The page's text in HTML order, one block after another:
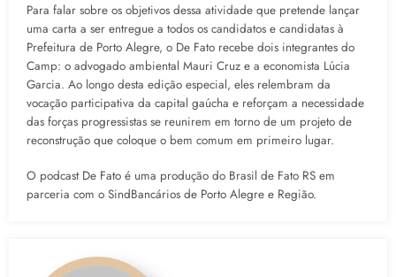
Para falar sobre os objetivos dessa atividade que pretende lançar
uma carta a ser entregue a todos os candidatos e candidatas à
Prefeitura de Porto Alegre, o De Fato recebe dois integrantes do
Camp: o advogado ambiental Mauri Cruz e a economista Lúcia
Garcia. Ao longo desta edição especial, eles relembram da
vocação participativa da capital gaúcha e reforçam a necessidade
das forças progressistas se reunirem em torno de um projeto de
reconstrução que coloque o bem comum em primeiro lugar.
O podcast De Fato é uma produção do Brasil de Fato RS em
parceria com o SindBancários de Porto Alegre e Região.